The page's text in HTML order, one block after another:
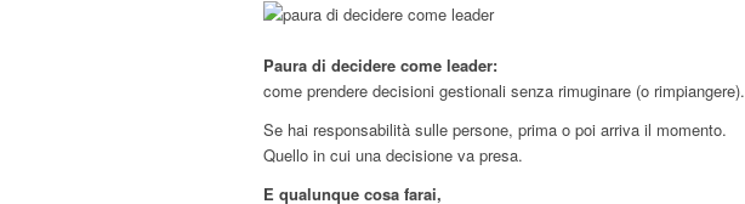
Paura di decidere come leader:
come prendere decisioni gestionali senza rimuginare (o rimpiangere).
Se hai responsabilità sulle persone, prima o poi arriva il momento.
Quello in cui una decisione va presa.
E qualunque cosa farai,